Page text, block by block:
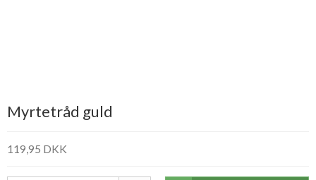
Myrtetråd guld
119,95 DKK